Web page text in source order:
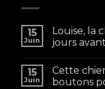
15
Juin
Louise, la
jours
15
Juin
Cette
boutons